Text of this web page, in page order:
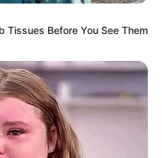
13 tahun.
DJ.
muda dengan teman
pernikahan tersebut hanya
Tissues Before You See Them